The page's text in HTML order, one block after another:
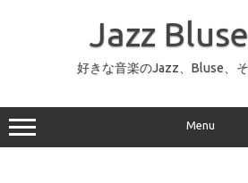
ッ
プ
Jazz
好きな音楽のJazz、Bluse、
Menu